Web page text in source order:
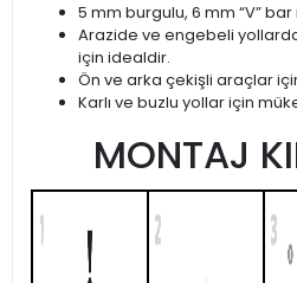
5 mm burgulu, 6 mm “V”
Arazide ve engebeli
için idealdir.
Ön ve arka çekişli araçlar
Karlı ve buzlu yollar için
MONTAJ